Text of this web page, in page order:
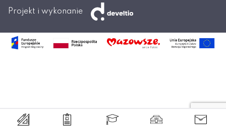
Projekt i wykonanie